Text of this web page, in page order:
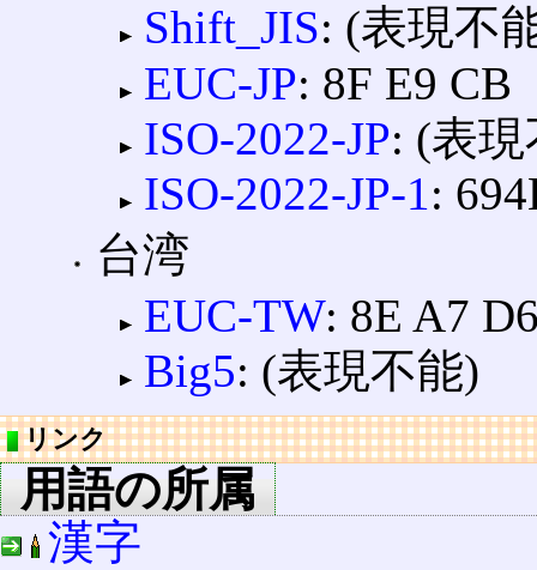
Shift_JIS: (表現不
EUC-JP: 8F E9 CB
ISO-2022-JP: (表
ISO-2022-JP-1:
台湾
EUC-TW: 8E A7
Big5: (表現不能)
リンク
用語の所属
漢字